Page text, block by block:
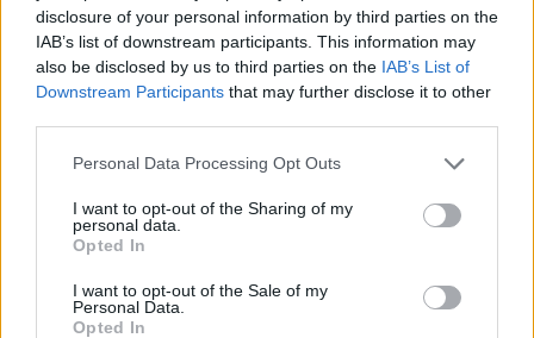
disclosure of your personal information by third parties on the
IAB’s list of downstream participants. This information may
also be disclosed by us to third parties on the IAB’s List of
Downstream Participants that may further disclose it to other
Personal Data Processing Opt Outs
I want to opt-out of the Sharing of my
personal data.
Opted In
I want to opt-out of the Sale of my
Personal Data.
Opted In
Ειδικό Χωροταξικό για τον Τουρισμό: Οι νέοι
κανόνες για επενδύσεις, νησιά και προορισμούς υπό
πίεση
08/08/2026 - 13:21 ΤΟΥΡΙΣΜΟΣ
Υπουργείο Εργασίας: Ο “χάρτης” των πληρωμών
από τον e-ΕΦΚΑ και τη ΔΥΠΑ έως τις 14 Αυγούστου
Οι Hamilton Reserve Bank και SEE Capital
Hamilton Ltd. συνάπτουν συμφωνία υπηρεσιών
μάρκετινγκ
08/08/2026 - 13:44